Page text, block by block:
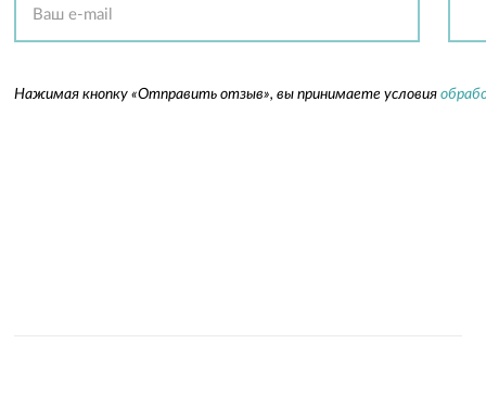
Нажимая кнопку «Отправить отзыв», вы принимаете условия